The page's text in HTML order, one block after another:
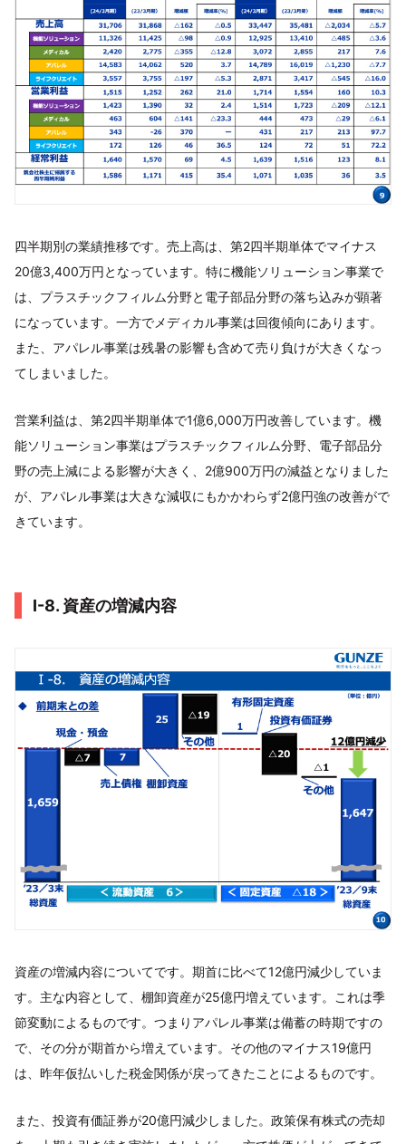
四半期別の業績推移です。売上高は、第2四半期単体でマイナス
20億3,400万円となっています。特に機能ソリューション事業で
は、プラスチックフィルム分野と電子部品分野の落ち込みが顕著
になっています。一方でメディカル事業は回復傾向にあります。
また、アパレル事業は残暑の影響も含めて売り負けが大きくなっ
てしまいました。
営業利益は、第2四半期単体で1億6,000万円改善しています。機
能ソリューション事業はプラスチックフィルム分野、電子部品分
野の売上減による影響が大きく、2億900万円の減益となりました
が、アパレル事業は大きな減収にもかかわらず2億円強の改善がで
きています。
Ⅰ-8. 資産の増減内容
資産の増減内容についてです。期首に比べて12億円減少していま
す。主な内容として、棚卸資産が25億円増えています。これは季
節変動によるものです。つまりアパレル事業は備蓄の時期ですの
で、その分が期首から増えています。その他のマイナス19億円
は、昨年仮払いした税金関係が戻ってきたことによるものです。
また、投資有価証券が20億円減少しました。政策保有株式の売却